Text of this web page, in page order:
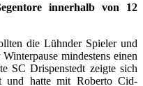
innerhalb von 12
die Lühnder Spieler und
mindestens einen
SC Drispenstedt zeigte sich
und hatte mit Roberto Cid-